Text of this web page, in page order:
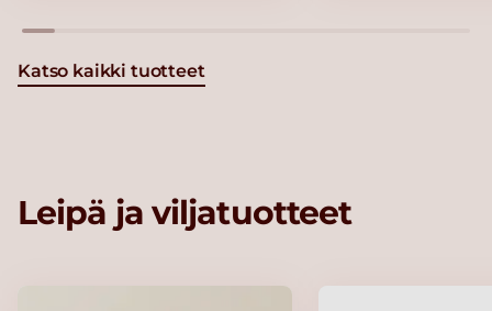
Katso kaikki tuotteet
Leipä ja viljatuotteet